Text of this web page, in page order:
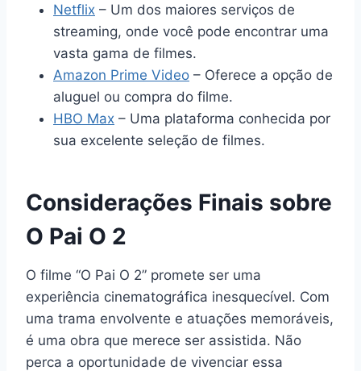
Netflix – Um dos maiores serviços de
streaming, onde você pode encontrar uma
vasta gama de filmes.
Amazon Prime Video – Oferece a opção de
aluguel ou compra do filme.
HBO Max – Uma plataforma conhecida por
sua excelente seleção de filmes.
Considerações Finais sobre
O Pai O 2
O filme “O Pai O 2” promete ser uma
experiência cinematográfica inesquecível. Com
uma trama envolvente e atuações memoráveis,
é uma obra que merece ser assistida. Não
perca a oportunidade de vivenciar essa